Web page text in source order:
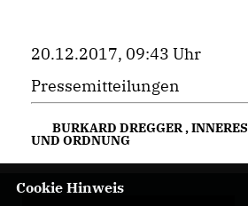
20.12.2017, 09:43 Uhr
Pressemitteilungen
BURKARD DREGGER,INNERES
UND ORDNUNG
Cookie Hinweis